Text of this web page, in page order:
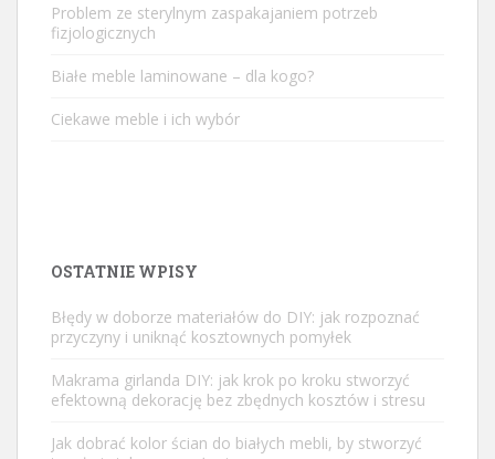
Problem ze sterylnym zaspakajaniem potrzeb
fizjologicznych
Białe meble laminowane – dla kogo?
Ciekawe meble i ich wybór
OSTATNIE WPISY
Błędy w doborze materiałów do DIY: jak rozpoznać
przyczyny i uniknąć kosztownych pomyłek
Makrama girlanda DIY: jak krok po kroku stworzyć
efektowną dekorację bez zbędnych kosztów i stresu
Jak dobrać kolor ścian do białych mebli, by stworzyć